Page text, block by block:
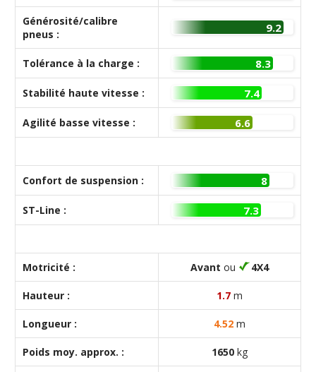
Générosité/calibre
pneus :
9.2
Tolérance à la charge : 8.3
Stabilité haute vitesse : 7.4
Agilité basse vitesse : 6.6
Confort de suspension : 8
ST-Line : 7.3
Motricité : Avant ou 4X4
Hauteur : 1.7 m
Longueur : 4.52 m
Poids moy. approx. : 1650 kg